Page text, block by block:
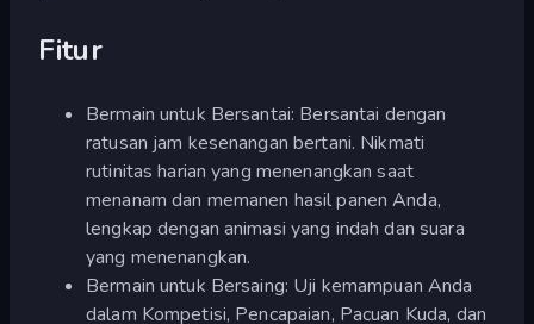
Fitur
Bermain untuk Bersantai: Bersantai dengan
ratusan jam kesenangan bertani. Nikmati
rutinitas harian yang menenangkan saat
menanam dan memanen hasil panen Anda,
lengkap dengan animasi yang indah dan suara
yang menenangkan.
Bermain untuk Bersaing: Uji kemampuan Anda
dalam Kompetisi, Pencapaian, Pacuan Kuda, dan